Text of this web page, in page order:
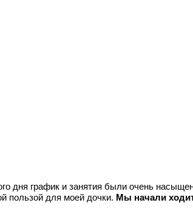
дня график и занятия были очень
пользой для моей дочки. Мы начали